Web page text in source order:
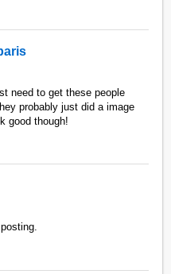
need to get these people
probably just did a image
good though!